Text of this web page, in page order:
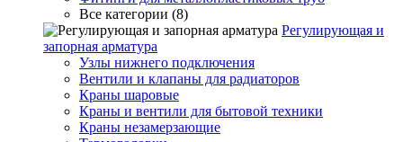
Все категории (8)
Регулирующая и
запорная арматура
Узлы нижнего подключения
Вентили и клапаны для радиаторов
Краны шаровые
Краны и вентили для бытовой техники
Краны незамерзающие